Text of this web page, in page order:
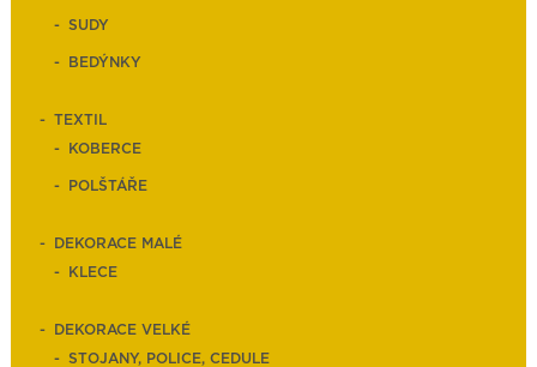
SUDY
BEDÝNKY
TEXTIL
KOBERCE
POLŠTÁŘE
DEKORACE MALÉ
KLECE
DEKORACE VELKÉ
STOJANY, POLICE, CEDULE